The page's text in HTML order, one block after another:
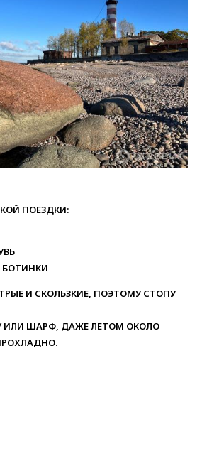
ПОЕЗДКИ:
БОТИНКИ
И СКОЛЬЗКИЕ, ПОЭТОМУ СТОПУ
ИЛИ ШАРФ, ДАЖЕ ЛЕТОМ ОКОЛО